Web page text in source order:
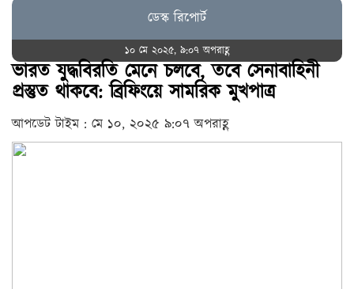
ডেস্ক রিপোর্ট
১০ মে ২০২৫, ৯:০৭ অপরাহ্ণ
ভারত যুদ্ধবিরতি মেনে চলবে, তবে সেনাবাহিনী
প্রস্তুত থাকবে: ব্রিফিংয়ে সামরিক মুখপাত্র
আপডেট টাইম : মে ১০, ২০২৫ ৯:০৭ অপরাহ্ণ